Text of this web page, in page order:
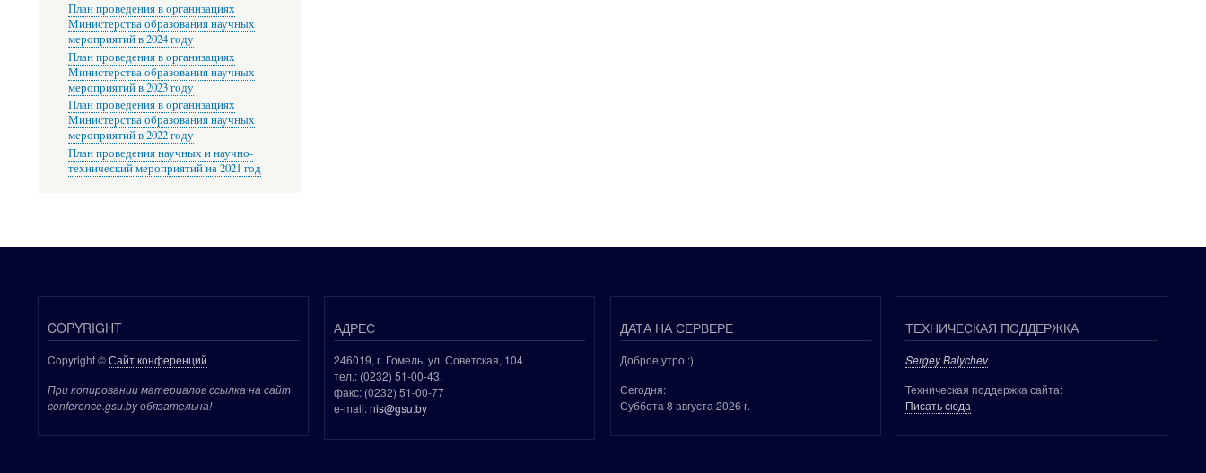
План проведения в организациях
Министерства образования научных
мероприятий в 2024 году
План проведения в организациях
Министерства образования научных
мероприятий в 2023 году
План проведения в организациях
Министерства образования научных
мероприятий в 2022 году
План проведения научных и научно-
технический мероприятий на 2021 год
COPYRIGHT
Copyright ©Сайт конференций
При копировании материалов ссылка на сайт
conference.gsu.by обязательна!
АДРЕС
246019, г. Гомель, ул. Советская, 104
тел.: (0232) 51-00-43,
факс: (0232) 51-00-77
e-mail:nis@gsu.by
ДАТА НА СЕРВЕРЕ
Доброе утро :)
Сегодня:
Суббота 8 августа 2026 г.
ТЕХНИЧЕСКАЯ ПОДДЕРЖКА
Sergey Balychev
Техническая поддержка сайта:
Писать сюда